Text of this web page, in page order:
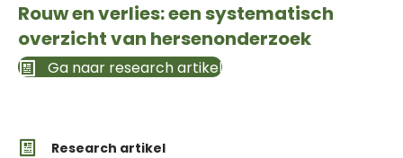
Rouw en verlies: een systematisch
overzicht van hersenonderzoek
Ga naar research artikel
Research artikel